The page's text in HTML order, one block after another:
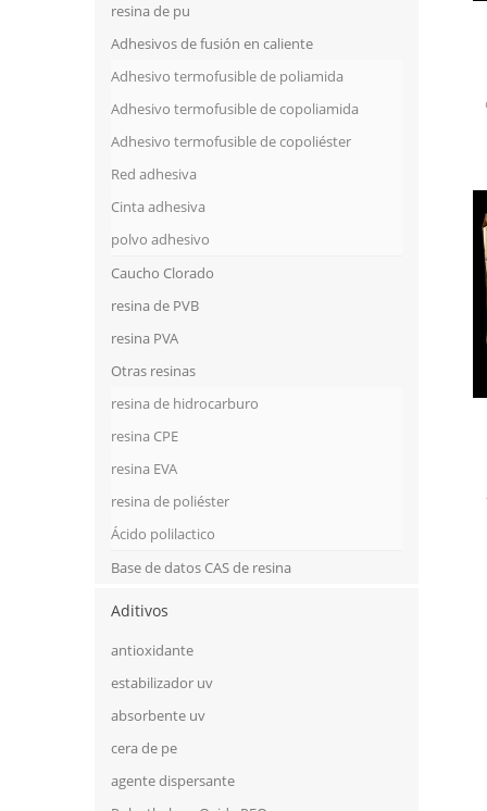
resina de pu
Adhesivos de fusión en caliente
Adhesivo termofusible de poliamida
Adhesivo termofusible de copoliamida
Adhesivo termofusible de copoliéster
Red adhesiva
Cinta adhesiva
polvo adhesivo
Caucho Clorado
resina de PVB
resina PVA
Otras resinas
resina de hidrocarburo
resina CPE
resina EVA
resina de poliéster
Ácido polilactico
Base de datos CAS de resina
Aditivos
antioxidante
estabilizador uv
absorbente uv
cera de pe
agente dispersante